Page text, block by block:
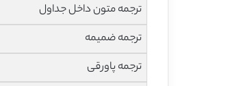
ترجمه متون داخل جداول
ترجمه ضمیمه
ترجمه پاورقی